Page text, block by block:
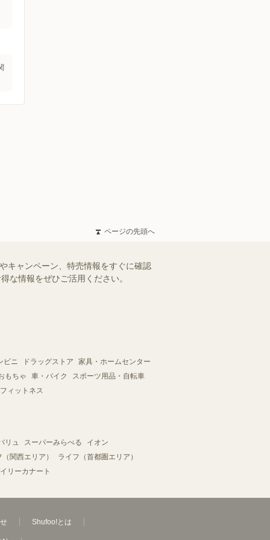
ページの先頭へ
キャンペーン、特売情報をすぐに確認
な情報をぜひご活用ください。
ビニ ドラッグストア
家具・ホームセンター
もちゃ 車・バイク
スポーツ用品・自転車
ィットネス
リュ スーパーみらべる
イオン
関西エリア）
ライフ（首都圏エリア）
リーカナート
Shufoo!とは